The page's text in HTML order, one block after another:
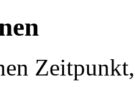
Zeitpunkt,